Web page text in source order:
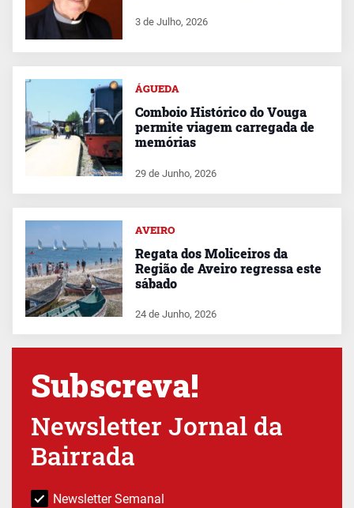
3 de Julho, 2026
ÁGUEDA
Comboio Histórico do Vouga
permite viagem carregada de
memórias
29 de Junho, 2026
AVEIRO
Regata dos Moliceiros da
Região de Aveiro regressa este
sábado
24 de Junho, 2026
Subscreva!
Newsletter Jornal da
Bairrada
Newsletter Semanal